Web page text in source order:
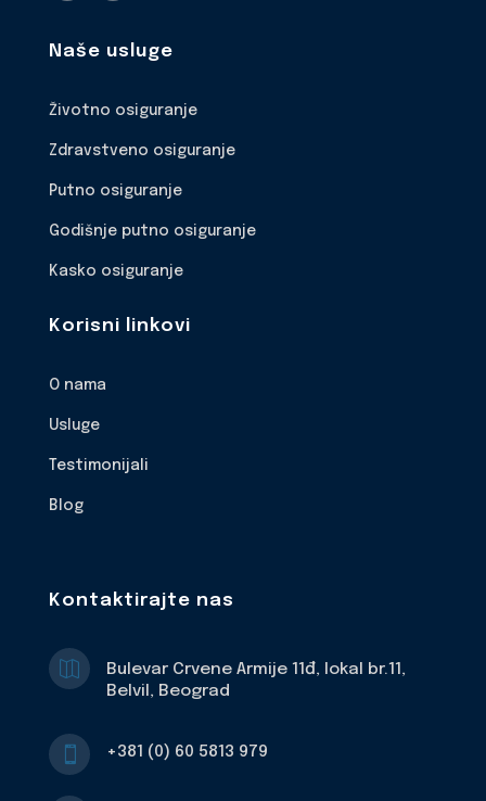
Naše usluge
Životno osiguranje
Zdravstveno osiguranje
Putno osiguranje
Godišnje putno osiguranje
Kasko osiguranje
Korisni linkovi
O nama
Usluge
Testimonijali
Blog
Kontaktirajte nas

Bulevar Crvene Armije 11đ, lokal br.11,
Belvil, Beograd
 +381 (0) 60 5813 979